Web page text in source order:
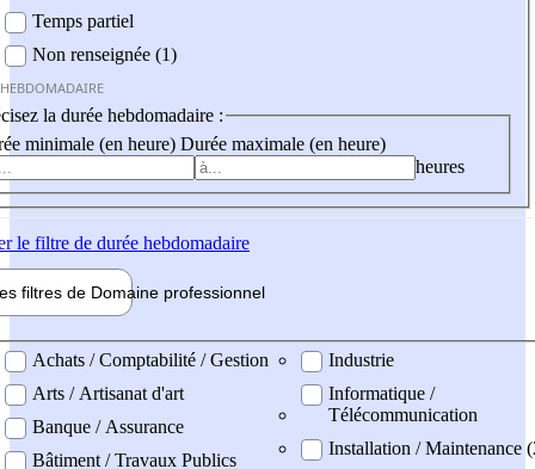
Temps partiel
Non renseignée (1)
la durée hebdomadaire :
minimale (en heure) Durée maximale (en heure)
heures
le filtre de durée hebdomadaire
filtres de Domaine professionnel
professionel
Achats / Comptabilité / Gestion
Arts / Artisanat d'art
Banque / Assurance
Bâtiment / Travaux Publics
Industrie
Informatique /
Télécommunication
Installation / Maintenance